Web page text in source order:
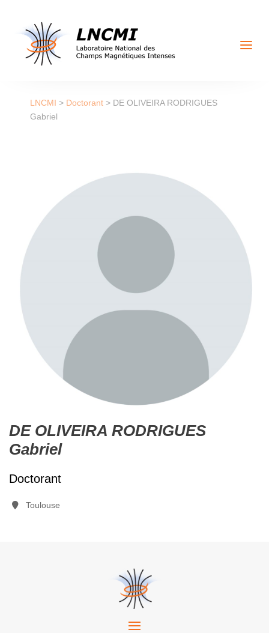
a
LNCMI > Doctorant> DE OLIVEIRA RODRIGUES
Gabriel
DE OLIVEIRA RODRIGUES
Gabriel
Doctorant
Toulouse